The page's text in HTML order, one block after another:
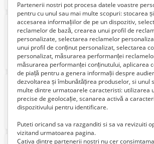
Închiriereapartament3
600 Euro €
Apartament2 camere,
87000 Euro €
Partenerii nostri pot procesa datele voastre
pentru cu unul sau mai multe scopuri: stocarea
accesarea informațiilor de pe un dispozitiv,
reclamelor de bază, crearea unui profil de
personalizate, selectarea reclamelor
unui profil de conținut personalizat, selectarea
personalizat, măsurarea performanței
măsurarea performanței conținutului, aplicarea
de piață pentru a genera informații despre
dezvoltarea și îmbunătățirea produselor, si unul
multe dintre urmatoarele caracteristi: utilizarea
precise de geolocație, scanarea activă a
dispozitivului pentru identificare.
Puteti oricand sa va razganditi si sa va revizuiti
vizitand urmatoarea pagina.
Cativa dintre partenerii nostri nu cer